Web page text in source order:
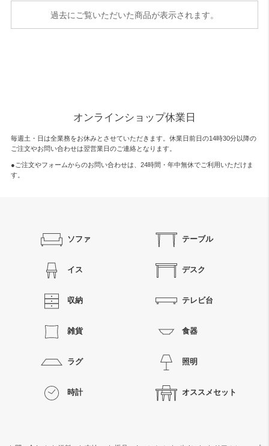
過去にご覧いただいた商品が表示されます。
オンラインショップ休業日
毎週土・日は全業務をお休みとさせていただきます。休業日前日の14時30分以降の
ご注文やお問い合わせは翌営業日のご連絡となります。
●ご注文やフォームからのお問い合わせは、 24時間・年中無休でご利用いただけま
す。
ソファ テーブル
イス デスク
収納 テレビ台
雑貨 食器
ラグ 照明
時計 オススメセット